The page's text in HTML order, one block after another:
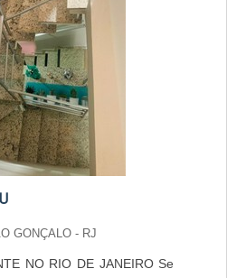
GONÇALO - RJ
NO RIO DE JANEIRO Se